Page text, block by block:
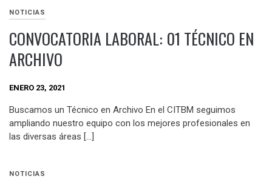
NOTICIAS
CONVOCATORIA LABORAL: 01 TÉCNICO EN
ARCHIVO
ENERO 23, 2021
Buscamos un Técnico en Archivo En el CITBM seguimos
ampliando nuestro equipo con los mejores profesionales en
las diversas áreas […]
NOTICIAS